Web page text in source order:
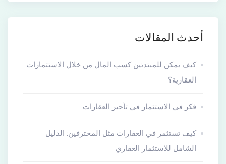
أحدث المقالات
كيف يمكن للمبتدئين كسب المال من خلال الاستثمارات
العقارية؟
فكر في الاستثمار في تأجير العقارات
كيف تستثمر في العقارات مثل المحترفين: الدليل
الشامل للاستثمار العقاري